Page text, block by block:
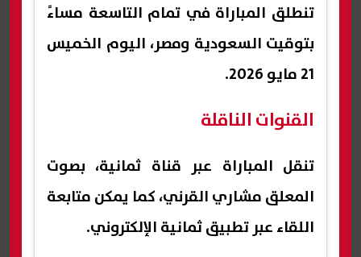
تنطلق المباراة في تمام التاسعة مساءً
بتوقيت السعودية ومصر، اليوم الخميس
21 مايو 2026.
القنوات الناقلة
تنقل المباراة عبر قناة ثمانية، بصوت
المعلق مشاري القرني، كما يمكن متابعة
اللقاء عبر تطبيق ثمانية الإلكتروني.